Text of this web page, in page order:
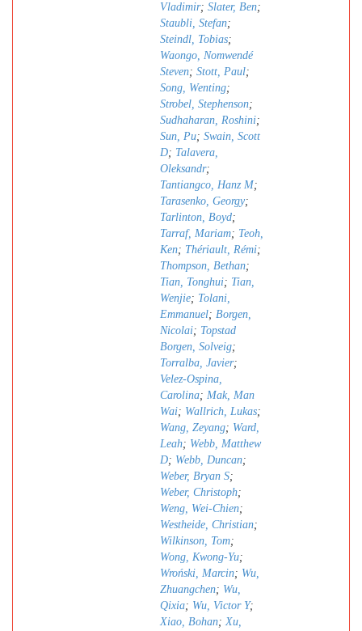
Vladimir; Slater, Ben;
Staubli, Stefan;
Steindl, Tobias;
Waongo, Nomwendé
Steven; Stott, Paul;
Song, Wenting;
Strobel, Stephenson;
Sudhaharan, Roshini;
Sun, Pu; Swain, Scott
D; Talavera,
Oleksandr;
Tantiangco, Hanz M;
Tarasenko, Georgy;
Tarlinton, Boyd;
Tarraf, Mariam; Teoh,
Ken; Thériault, Rémi;
Thompson, Bethan;
Tian, Tonghui; Tian,
Wenjie; Tolani,
Emmanuel; Borgen,
Nicolai; Topstad
Borgen, Solveig;
Torralba, Javier;
Velez-Ospina,
Carolina; Mak, Man
Wai; Wallrich, Lukas;
Wang, Zeyang; Ward,
Leah; Webb, Matthew
D; Webb, Duncan;
Weber, Bryan S;
Weber, Christoph;
Weng, Wei-Chien;
Westheide, Christian;
Wilkinson, Tom;
Wong, Kwong-Yu;
Wroński, Marcin; Wu,
Zhuangchen; Wu,
Qixia; Wu, Victor Y;
Xiao, Bohan;Xu,